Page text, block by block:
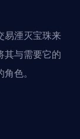
易湮灭宝珠来
其与需要它的
色。